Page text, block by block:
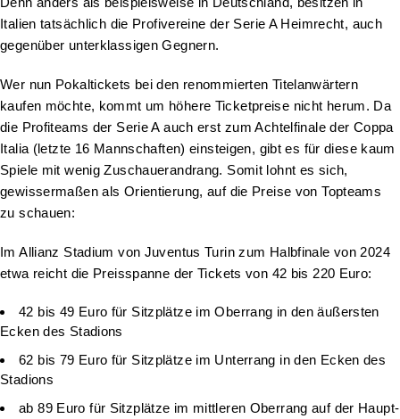
Italien tatsächlich die Profivereine der Serie A Heimrecht, auch
gegenüber unterklassigen Gegnern.
Wer nun Pokaltickets bei den renommierten Titelanwärtern
kaufen möchte, kommt um höhere Ticketpreise nicht herum. Da
die Profiteams der Serie A auch erst zum Achtelfinale der Coppa
Italia (letzte 16 Mannschaften) einsteigen, gibt es für diese kaum
Spiele mit wenig Zuschauerandrang. Somit lohnt es sich,
gewissermaßen als Orientierung, auf die Preise von Topteams
zu schauen:
Im Allianz Stadium von Juventus Turin zum Halbfinale von 2024
etwa reicht die Preisspanne der Tickets von 42 bis 220 Euro:
42 bis 49 Euro für Sitzplätze im Oberrang in den äußersten
Ecken des Stadions
62 bis 79 Euro für Sitzplätze im Unterrang in den Ecken des
Stadions
ab 89 Euro für Sitzplätze im mittleren Oberrang auf der Haupt-